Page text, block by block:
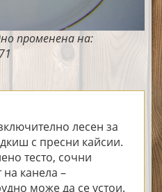
променена на:
лесен за
с пресни кайсии.
тесто, сочни
канела –
може да се устои.